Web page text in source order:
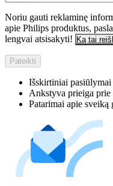
Noriu gauti reklaminę
apie Philips produktus,
lengvai atsisakyti! Ką tai
Pateikti
Išskirtiniai pasiūlymai
Ankstyva prieiga prie
Patarimai apie sveiką